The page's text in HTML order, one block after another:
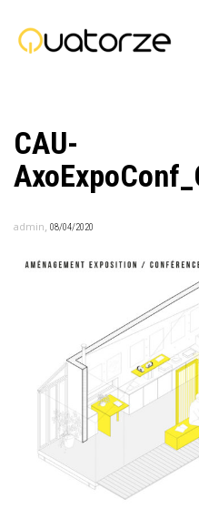
CAU-
admin, 08/04/2020